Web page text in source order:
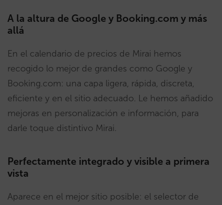
A la altura de Google y Booking.com y más
allá
En el calendario de precios de Mirai hemos
recogido lo mejor de grandes como Google y
Booking.com: una capa ligera, rápida, discreta,
eficiente y en el sitio adecuado. Le hemos añadido
mejoras en personalización e información, para
darle toque distintivo Mirai.
Perfectamente integrado y visible a primera
vista
Aparece en el mejor sitio posible: el selector de